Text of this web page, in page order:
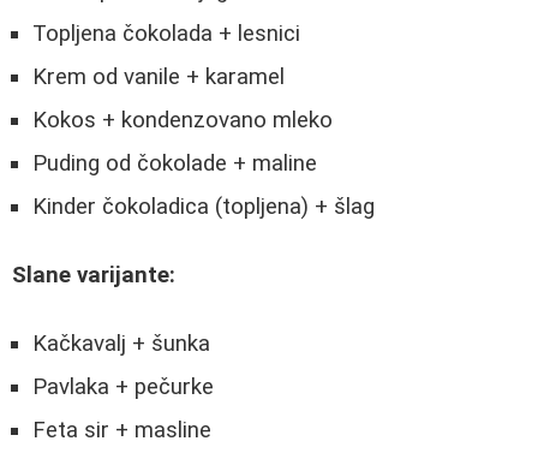
Topljena čokolada + lesnici
Krem od vanile + karamel
Kokos + kondenzovano mleko
Puding od čokolade + maline
Kinder čokoladica (topljena) + šlag
Slane varijante:
Kačkavalj + šunka
Pavlaka + pečurke
Feta sir + masline